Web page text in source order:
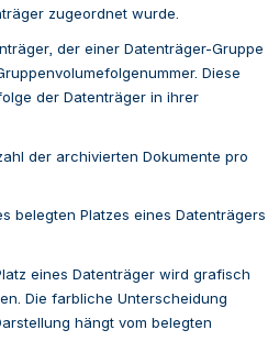
zugeordnet wurde.
der einer Datenträger-Gruppe
Diese
der Datenträger in ihrer
der archivierten Dokumente pro
belegten Platzes eines Datenträgers
eines Datenträger wird grafisch
Die farbliche Unterscheidung
hängt vom belegten